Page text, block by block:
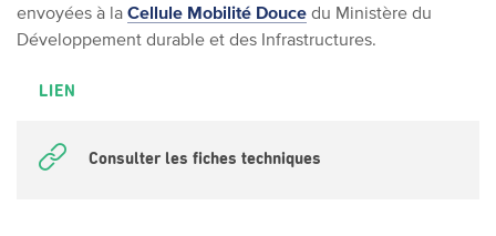
envoyées à la Cellule Mobilité Douce du Ministère du
Développement durable et des Infrastructures.
LIEN
Consulter les fiches techniques